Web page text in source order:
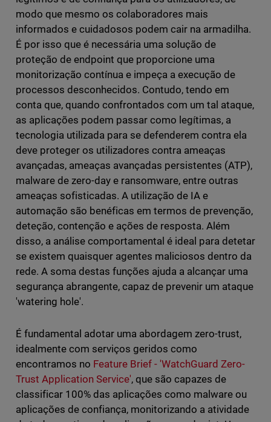
modo que mesmo os colaboradores mais
informados e cuidadosos podem cair na armadilha.
É por isso que é necessária uma solução de
proteção de endpoint que proporcione uma
monitorização contínua e impeça a execução de
processos desconhecidos. Contudo, tendo em
conta que, quando confrontados com um tal ataque,
as aplicações podem passar como legítimas, a
tecnologia utilizada para se defenderem contra ela
deve proteger os utilizadores contra ameaças
avançadas, ameaças avançadas persistentes (ATP),
malware de zero-day e ransomware, entre outras
ameaças sofisticadas. A utilização de IA e
automação são benéficas em termos de prevenção,
deteção, contenção e ações de resposta. Além
disso, a análise comportamental é ideal para detetar
se existem quaisquer agentes maliciosos dentro da
rede. A soma destas funções ajuda a alcançar uma
segurança abrangente, capaz de prevenir um ataque
'watering hole'.
É fundamental adotar uma abordagem zero-trust,
idealmente com serviços geridos como
encontramos no Feature Brief - 'WatchGuard Zero-
Trust Application Service', que são capazes de
classificar 100% das aplicações como malware ou
aplicações de confiança, monitorizando a atividade